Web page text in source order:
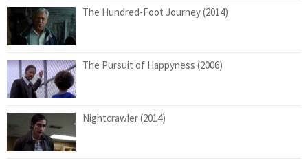
The Hundred-Foot Journey (2014)
The Pursuit of Happyness (2006)
Nightcrawler (2014)